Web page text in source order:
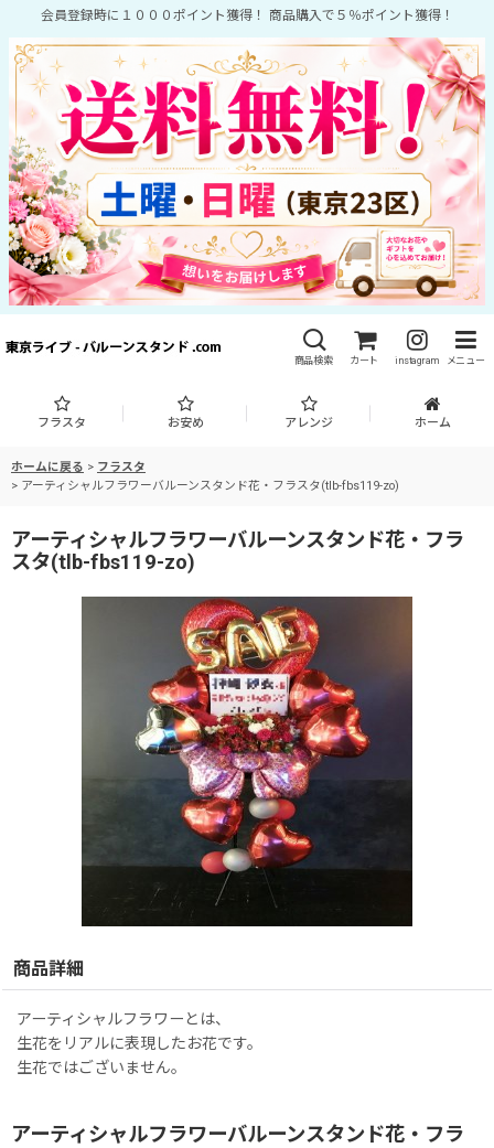
会員登録時に１０００ポイント獲得！ 商品購入で５％ポイント獲得！
商品検索 カート instagram メニュー
フラスタ お安め アレンジ ホーム
ホームに戻る > フラスタ
> アーティシャルフラワーバルーンスタンド花・フラスタ(tlb-fbs119-zo)
アーティシャルフラワーバルーンスタンド花・フラ
スタ(tlb-fbs119-zo)
商品詳細
アーティシャルフラワーとは、
生花をリアルに表現したお花です。
生花ではございません。
アーティシャルフラワーバルーンスタンド花・フラ